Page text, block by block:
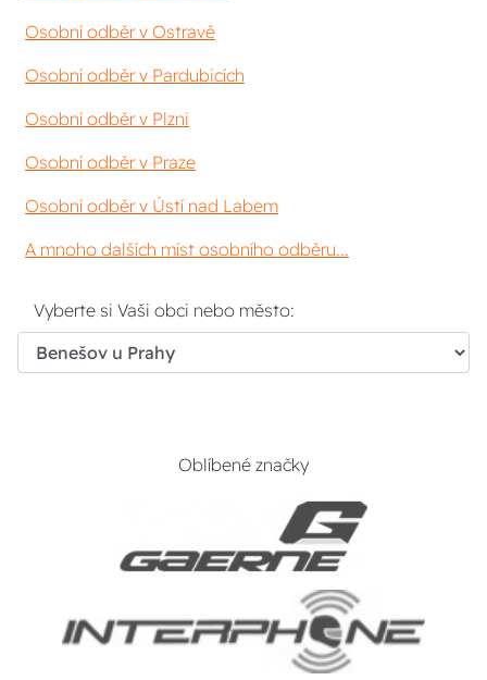
Osobní odběr v Ostravě
Osobní odběr v Pardubicích
Osobní odběr v Plzni
Osobní odběr v Praze
Osobní odběr v Ústí nad Labem
A mnoho dalších míst osobního odběru...
Vyberte si Vaši obci nebo město:
Oblíbené značky